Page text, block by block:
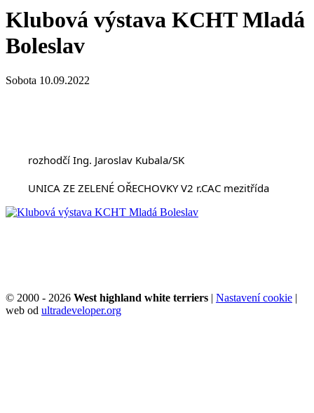
Klubová výstava KCHT Mladá
Boleslav
Sobota 10.09.2022
	rozhodčí Ing. Jaroslav Kubala/SK
	UNICA ZE ZELENÉ OŘECHOVKY V2 r.CAC mezitřída
© 2000 - 2026 West highland white terriers | Nastavení cookie |
web od ultradeveloper.org